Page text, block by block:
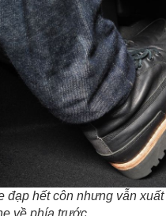
đạp hết côn nhưng vẫn
về phía trước